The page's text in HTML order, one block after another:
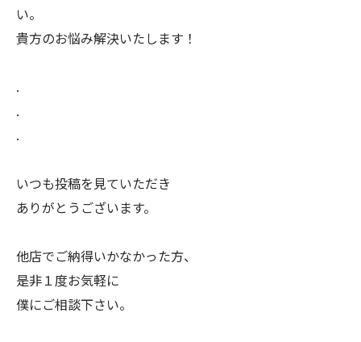
い。
貴方のお悩み解決いたします！
.
.
.
いつも投稿を見ていただき
ありがとうございます。
他店でご納得いかなかった方、
是非１度お気軽に
僕にご相談下さい。